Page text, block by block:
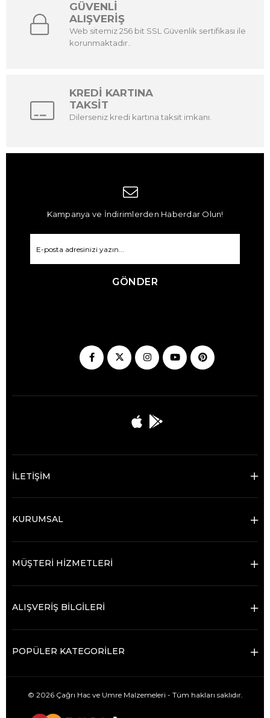
GÜVENLİ
ALIŞVERİŞ
Web sitemiz 256 bit SSL Güvenlik sertifikası ile
korunmaktadır..
KREDİ KARTINA
TAKSİT
Dilerseniz kredi kartına taksit imkanı.
Kampanya ve İndirimlerden Haberdar Olun!
GÖNDER
İLETİŞİM
KURUMSAL
MÜŞTERİ HİZMETLERİ
ALIŞVERİŞ BİLGİLERİ
POPÜLER KATEGORİLER
© 2026 Çağrı Hac ve Umre Malzemeleri - Tüm hakları saklıdır.